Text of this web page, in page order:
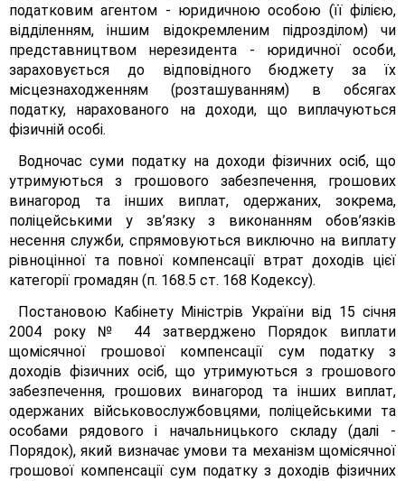
податковим агентом - юридичною особою (її філією,
відділенням, іншим відокремленим підрозділом) чи
представництвом нерезидента - юридичної особи,
зараховується до відповідного бюджету за їх
місцезнаходженням (розташуванням) в обсягах
податку, нарахованого на доходи, що виплачуються
фізичній особі.
Водночас суми податку на доходи фізичних осіб, що
утримуються з грошового забезпечення, грошових
винагород та інших виплат, одержаних, зокрема,
поліцейськими у зв’язку з виконанням обов’язків
несення служби, спрямовуються виключно на виплату
рівноцінної та повної компенсації втрат доходів цієї
категорії громадян (п. 168.5 ст. 168 Кодексу).
Постановою Кабінету Міністрів України від 15 січня
2004 року № 44 затверджено Порядок виплати
щомісячної грошової компенсації сум податку з
доходів фізичних осіб, що утримуються з грошового
забезпечення, грошових винагород та інших виплат,
одержаних військовослужбовцями, поліцейськими та
особами рядового і начальницького складу (далі -
Порядок), який визначає умови та механізм щомісячної
грошової компенсації сум податку з доходів фізичних